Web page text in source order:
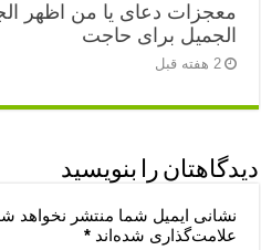
معجزات دعای یا من اظهر
الجمیل برای حاجت
2 هفته قبل
دیدگاهتان را بنویسید
نشانی ایمیل شما منتشر نخواهد
علامت‌گذاری شده‌اند*